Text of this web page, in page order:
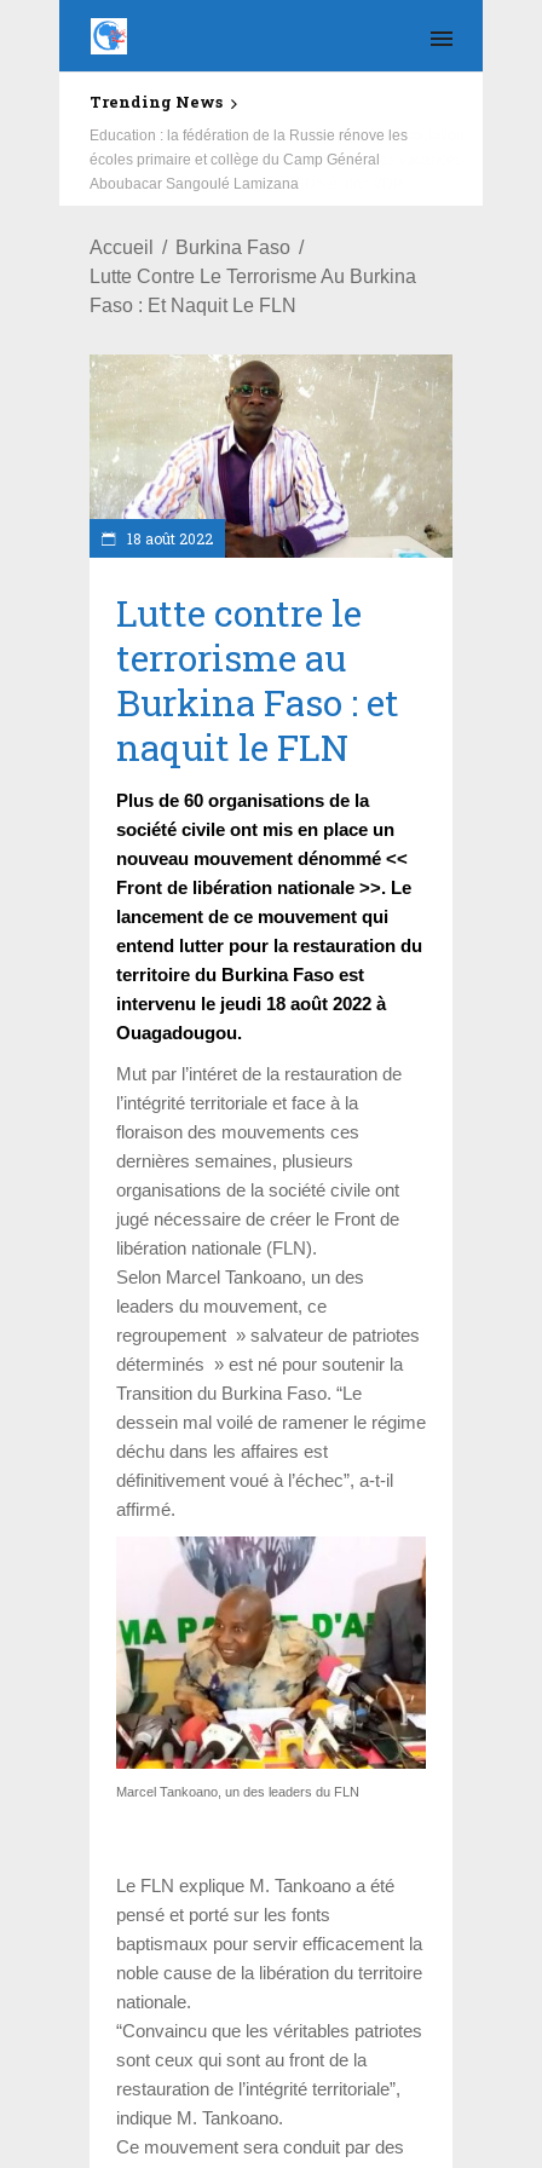
Trending News
Education : la fédération de la Russie rénove les
écoles primaire et collège du Camp Général
Aboubacar Sangoulé Lamizana
Accueil
Burkina Faso
Lutte Contre Le Terrorisme Au Burkina
Faso : Et Naquit Le FLN
18 août 2022
Lutte contre le
terrorisme au
Burkina Faso : et
naquit le FLN
Plus de 60 organisations de la
société civile ont mis en place un
nouveau mouvement dénommé <<
Front de libération nationale >>. Le
lancement de ce mouvement qui
entend lutter pour la restauration du
territoire du Burkina Faso est
intervenu le jeudi 18 août 2022 à
Ouagadougou.
Mut par l’intéret de la restauration de
l’intégrité territoriale et face à la
floraison des mouvements ces
dernières semaines, plusieurs
organisations de la société civile ont
jugé nécessaire de créer le Front de
libération nationale (FLN).
Selon Marcel Tankoano, un des
leaders du mouvement, ce
regroupement » salvateur de patriotes
déterminés » est né pour soutenir la
Transition du Burkina Faso. “Le
dessein mal voilé de ramener le régime
déchu dans les affaires est
définitivement voué à l’échec”, a-t-il
affirmé.
Marcel Tankoano, un des leaders du FLN
Le FLN explique M. Tankoano a été
pensé et porté sur les fonts
baptismaux pour servir efficacement la
noble cause de la libération du territoire
nationale.
“Convaincu que les véritables patriotes
sont ceux qui sont au front de la
restauration de l’intégrité territoriale”,
indique M. Tankoano.
Ce mouvement sera conduit par des